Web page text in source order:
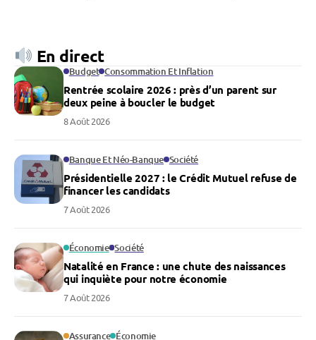
En direct
Budget Consommation Et Inflation
Rentrée scolaire 2026 : près d’un parent sur
deux peine à boucler le budget
8 Août 2026
Banque Et Néo-Banque Société
Présidentielle 2027 : le Crédit Mutuel refuse de
financer les candidats
7 Août 2026
Économie Société
Natalité en France : une chute des naissances
qui inquiète pour notre économie
7 Août 2026
Assurance Économie